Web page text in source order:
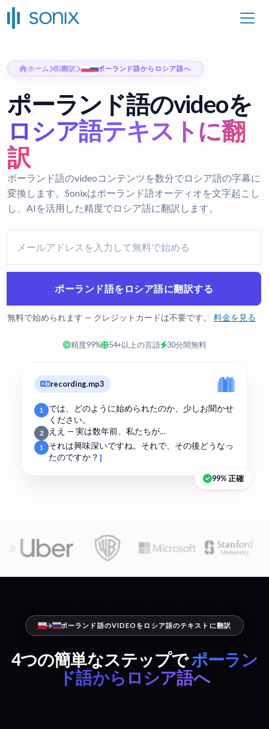
ホーム 翻訳 ポーランド語からロシア語へ
ポーランド語のvideoを
ロシア語テキストに翻
訳
ポーランド語のvideoコンテンツを数分でロシア語の字幕に
変換します。Sonixはポーランド語オーディオを文字起こし
し、AIを活用した精度でロシア語に翻訳します。
ポーランド語をロシア語に翻訳する
無料で始められます — クレジットカードは不要です。 料金を見る
精度99% 54+以上の言語 30分間無料
recording.mp3
1
では、どのように始められたのか、少しお聞かせ
ください。
2 ええ — 実は数年前、私たちが…
1
それは興味深いですね。それで、その後どうなっ
たのですか？
99% 正確
ポーランド語のVIDEOをロシア語のテキストに翻訳
4つの簡単なステップでポーラン
ド語からロシア語へ